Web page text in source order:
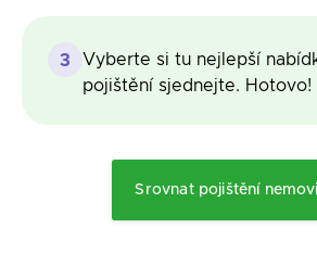
3
Vyberte si tu nejlepší
pojištění sjednejte. Hotovo!
Srovnat pojištění